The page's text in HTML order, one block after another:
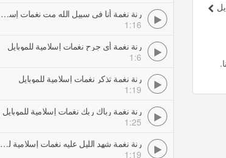
رنة نغمة أنا في سبيل الله مت نغمات إسلامية للموبايل
1:16
رنة نغمة أي جرح نغمات إسلامية للموبايل
1:6
رنة نغمة تذكر نغمات إسلامية للموبايل
1:19
رنة نغمة رباك ربك نغمات إسلامية للموبايل
1:25
رنة نغمة شهد الليل عليه نغمات إسلامية للموبايل
1:19